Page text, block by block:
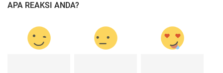
APA REAKSI ANDA?